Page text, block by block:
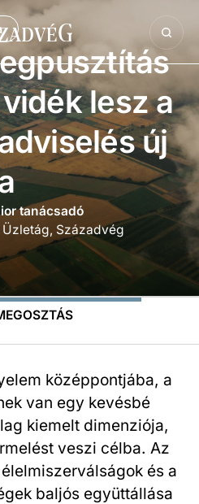
lesz a
új
tanácsadó
Századvég
középpontjába, a
van egy kevésbé
kiemelt dimenziója,
veszi célba. Az
és a
baljós együttállása